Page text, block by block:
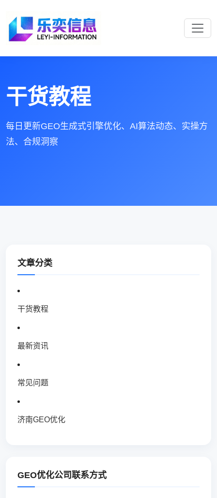
干货教程
每日更新GEO生成式引擎优化、AI算法动态、实操方
法、合规洞察
文章分类
干货教程
最新资讯
常见问题
济南GEO优化
GEO优化公司联系方式